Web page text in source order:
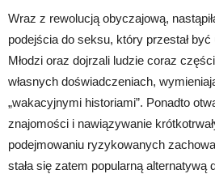
Wraz z rewolucją obyczajową,
podejścia do seksu, który przestał
Młodzi oraz dojrzali ludzie coraz
własnych doświadczeniach,
„wakacyjnymi historiami”. Ponadto
znajomości i nawiązywanie
podejmowaniu ryzykowanych
stała się zatem popularną alternatywą